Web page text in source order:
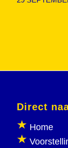
Direct
Home